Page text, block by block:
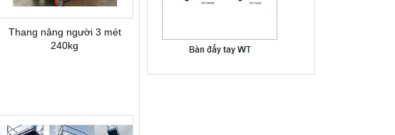
Thang nâng người 3 mét
240kg